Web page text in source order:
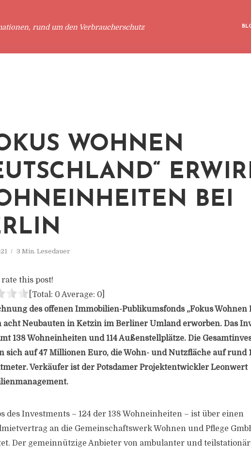
rund um den Verbraucherschutz
WOHNEN
BEI
3 Min. Lesedauer
this post!
[Total: 0 Average: 0
des offenen Immobilien-Publikumsfonds „Fokus Wohnen
acht Neubauten in Ketzin im Berliner Umland erworben. Das
138 Wohneinheiten und 114 Außenstellplätze. Die
sich auf 47 Millionen Euro, die Wohn- und Nutzfläche auf rund
Verkäufer ist der Potsdamer Projektentwickler Leonwert
des Investments – 124 der 138 Wohneinheiten – ist über einen
an die Gemeinschaftswerk Wohnen und Pflege
Der gemeinnützige Anbieter von ambulanter und